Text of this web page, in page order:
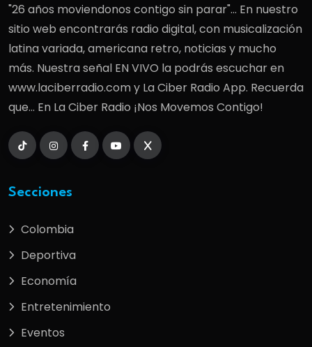
"26 años moviendonos contigo sin parar"... En nuestro
sitio web encontrarás radio digital, con musicalización
latina variada, americana retro, noticias y mucho
más. Nuestra señal EN VIVO la podrás escuchar en
www.laciberradio.com y La Ciber Radio App. Recuerda
que... En La Ciber Radio ¡Nos Movemos Contigo!
Secciones
Colombia
Deportiva
Economía
Entretenimiento
Eventos